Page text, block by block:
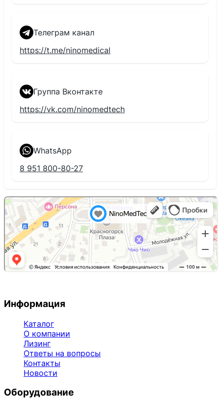
Телеграм канал
https://t.me/ninomedical
Группа Вконтакте
https://vk.com/ninomedtech
WhatsApp
8 951 800-80-27
Информация
Каталог
О компании
Лизинг
Ответы на вопросы
Контакты
Новости
Оборудование